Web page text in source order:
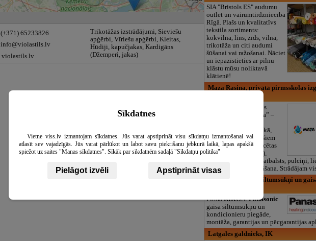
(+371) 65233826
info@violastils.lv
violastils.lv
Trikotāžas izstrādājumi, Sieviešu
apģērbi, Vīriešu apģērbi, Kleitas,
Hūdiji, kapučjakas, Kardigāns
(Džemperi, jakas)
SIA "Bristols ES" audumu
outlet un vairumtirdzniecība
Rīgā. Plašs un kvalitatīvs
tekstila sortiments:
kokvilna, lins, zīds, vilna,
trikotāža un citi audumi
šūšanai vai ražošanai. Nāciet
un iepazīstieties ar pilnu
klāstu mūsu noliktavā
klātienē!
Maza Rasiņa, privātā pirmsskolas
Pirmsskolas izglītības
iestāde “Maza Rasiņa” –
Pārdaugavā, Zasulaukā,
bērniem no 10 mēnešiem
līdz 6 gadiem. Licencētas
programmas (LV/RU),
logopēds, speciālais atbalsts, pulciņi,
teritorija un 3x ēdināšana. Strādājam
RIKON AC, gaisa siltumsūkņi un
FirmaRIKON.Panasonic
gaisa siltumsūkņu un
kondicionieru piegāde,
montāža, garantijas un pēcgarantijas
Latgales galdnieks, IK
Sīkdatnes
Vietne viss.lv izmantojam sīkdatnes. Jūs varat apstiprināt visu sīkdatņu izmantošanai vai
atlasīt sev vajadzīgās. Jūs varat pārlūkot un labot savu piekrišanu jebkurā laikā, lapas apakšā
spiežot uz saites "Manas sīkdatnes". Sīkāk par sīkdatnēm sadaļā "Sīkdatņu politika"
Pielāgot izvēli Apstiprināt visas